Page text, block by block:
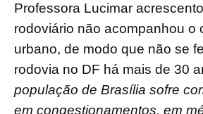
Professora Lucimar
rodoviário não acompanhou o
urbano, de modo que não se
rodovia no DF há mais de 30
população de Brasília sofre
em congestionamentos, em